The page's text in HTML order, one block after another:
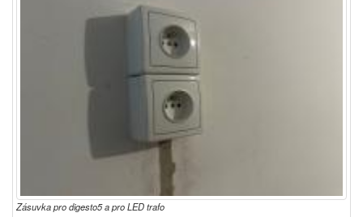
Zásuvka pro digesto5 a pro LED trafo